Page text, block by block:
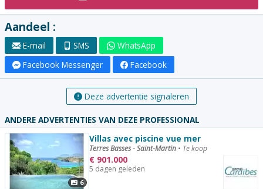
Aandeel :
E-mail SMS
WhatsApp
Facebook Messenger
Facebook
Deze advertentie signaleren
ANDERE ADVERTENTIES VAN DEZE PROFESSIONAL
6
Villas avec piscine vue mer
Terres Basses - Saint-Martin • Te koop
€ 901.000
5 dagen geleden